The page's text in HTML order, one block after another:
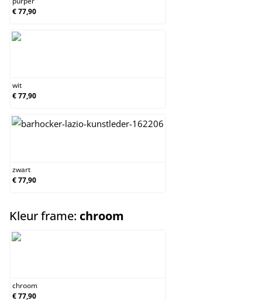
€ 77,90
wit
€ 77,90
zwart
€ 77,90
Kleur frame: chroom
chroom
€ 77,90